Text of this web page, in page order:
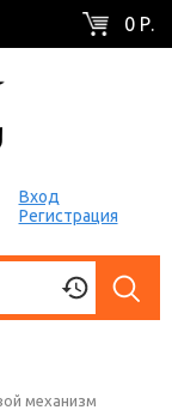
0 Р.
Вход
Регистрация
механизм